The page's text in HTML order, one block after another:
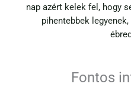
nap azért kelek fel, hogy
pihentebbek
Fontos